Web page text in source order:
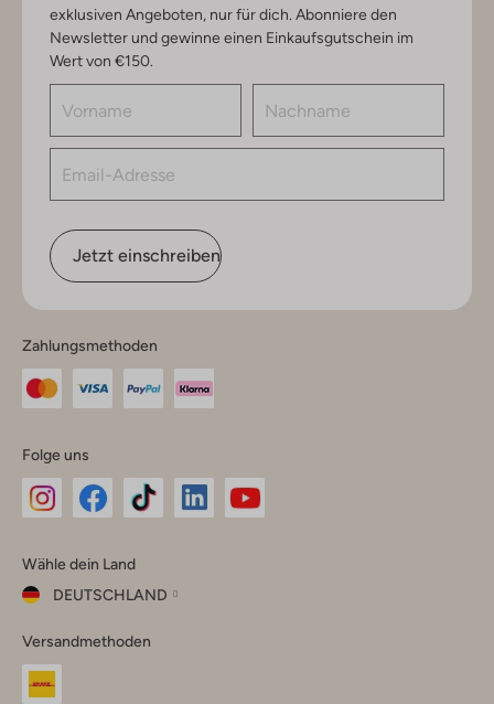
exklusiven Angeboten, nur für dich. Abonniere den
Newsletter und gewinne einen Einkaufsgutschein im
Wert von €150.
Jetzt einschreiben
Zahlungsmethoden
Folge uns
Instagram
Facebook
TikTok
Wähle dein Land
DEUTSCHLAND
dein
Land
Versandmethoden